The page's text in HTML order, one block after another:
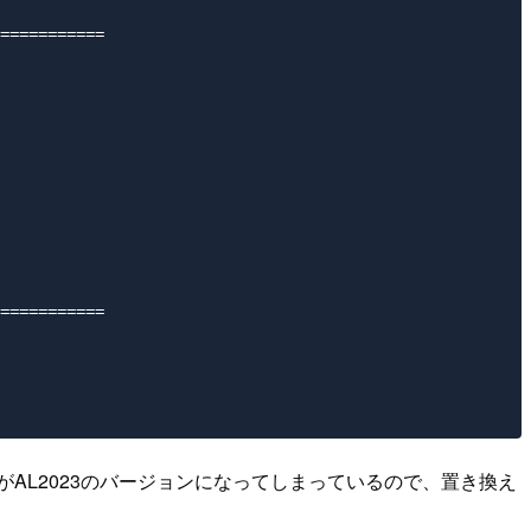
のバージョンになってしまっているので、置き換え